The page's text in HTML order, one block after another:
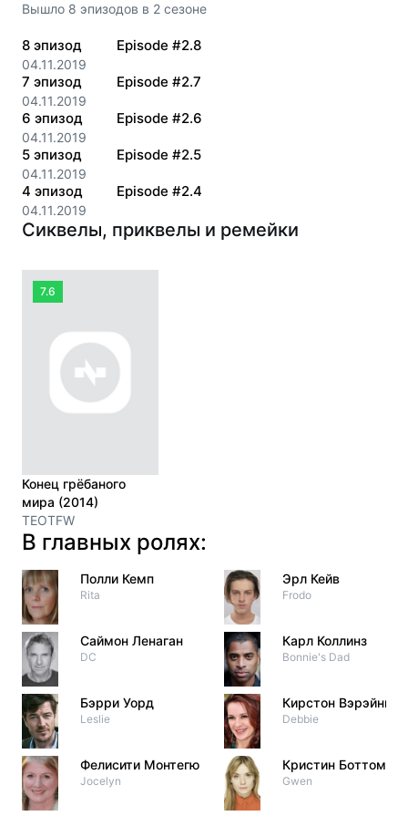
Вышло 8 эпизодов в 2 сезоне
8 эпизод
04.11.2019
Episode #2.8
7 эпизод
04.11.2019
Episode #2.7
6 эпизод
04.11.2019
Episode #2.6
5 эпизод
04.11.2019
Episode #2.5
4 эпизод
04.11.2019
Episode #2.4
Сиквелы, приквелы и ремейки
7.6
Конец грёбаного
мира (2014)
TEOTFW
В главных ролях:
Полли Кемп
Rita
Саймон Ленаган
DC
Бэрри Уорд
Leslie
Фелисити Монтегю
Jocelyn
Эрл Кейв
Frodo
Карл Коллинз
Bonnie's Dad
Кирстон Вэрэйнг
Debbie
Кристин Боттомли
Gwen